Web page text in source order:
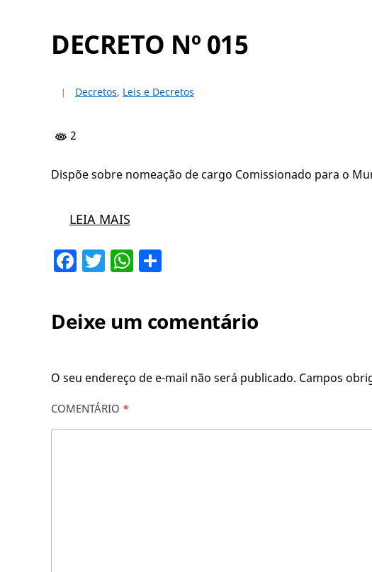
DECRETO Nº 015
Decretos, Leis e Decretos
2
Dispõe sobre nomeação de cargo Comissionado para o
LEIA MAIS
Facebook
TwitterWhatsApp
Deixe um comentário
O seu endereço de e-mail não será publicado. Campos
COMENTÁRIO *